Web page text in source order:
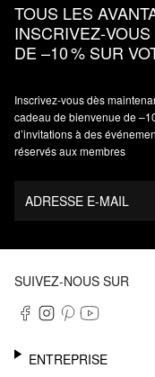
TOUS LES
DE –10 % SUR
Inscrivez‑vous dès
cadeau de bienvenue de
d’invitations à des
réservés aux membres
ADRESSE E-MAIL
SUIVEZ-NOUS SUR
ENTREPRISE